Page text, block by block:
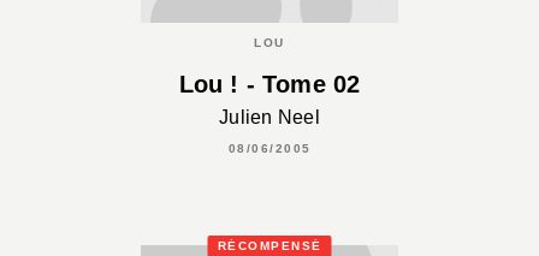
LOU
Lou ! - Tome 02
Julien Neel
08/06/2005
RÉCOMPENSÉ